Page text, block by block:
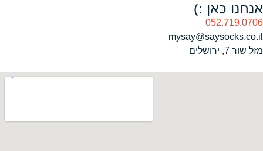
אנחנו כאן :)
052.719.0706
mysay@saysocks.co.il‏
מזל שור 7, ירושלים